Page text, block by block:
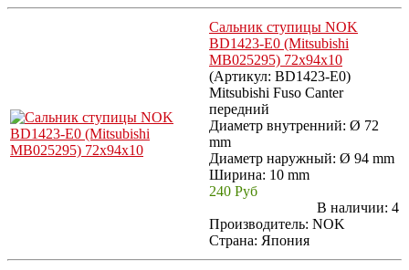
Сальник ступицы NOK
BD1423-E0 (Mitsubishi
MB025295) 72x94x10
(Артикул: BD1423-E0)
Mitsubishi Fuso Canter
передний
Диаметр внутренний: Ø 72
mm
Диаметр наружный: Ø 94 mm
Ширина: 10 mm
240 Руб
В наличии: 4
Производитель: NOK
Страна: Япония